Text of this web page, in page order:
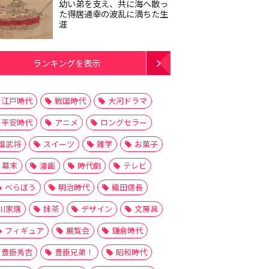
幼い弟を支え、共に海へ散っ
た得居通幸の波乱に満ちた生
涯
ランキングを表示
江戸時代 戦国時代
大河ドラマ
平安時代
アニメ
ロングセラー
武将
スイーツ 雑学
お菓子
幕末
漫画 時代劇
テレビ
べらぼう
明治時代
織田信長
家康
抹茶 デザイン
文房具
フィギュア
展覧会
鎌倉時代
豊臣秀吉
豊臣兄弟！
昭和時代